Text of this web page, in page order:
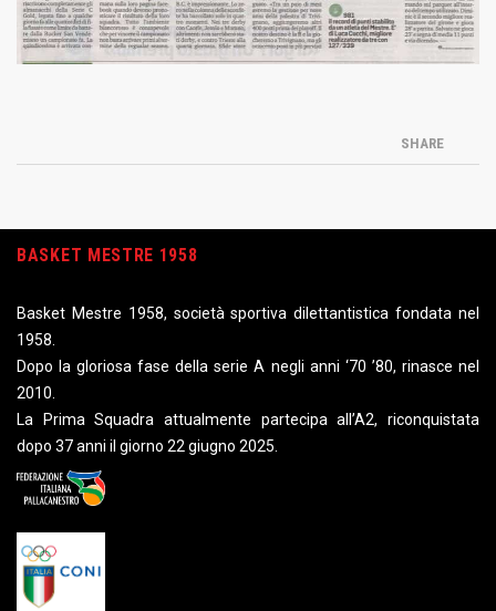
SHARE
BASKET MESTRE 1958
Basket Mestre 1958, società sportiva dilettantistica fondata nel
1958.
Dopo la gloriosa fase della serie A negli anni ‘70 ’80, rinasce nel
2010.
La Prima Squadra attualmente partecipa all’A2, riconquistata
dopo 37 anni il giorno 22 giugno 2025.